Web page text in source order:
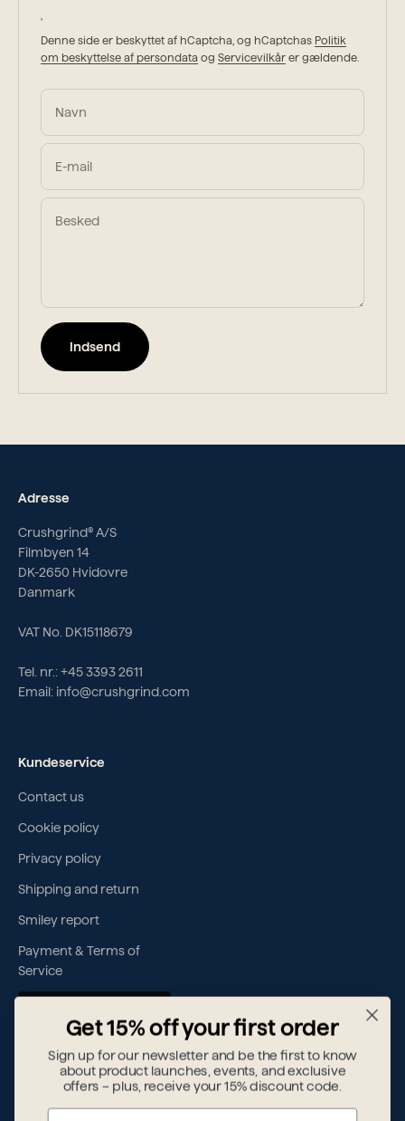
'
Denne side er beskyttet af hCaptcha, og hCaptchas Politik
om beskyttelse af persondata og Servicevilkår er gældende.
Navn
E-mail
Besked
Indsend
Adresse
Crushgrind® A/S
Filmbyen 14
DK-2650 Hvidovre
Danmark
VAT No. DK15118679
Tel. nr.: +45 3393 2611
Email: info@crushgrind.com
Kundeservice
Contact us
Cookie policy
Privacy policy
Shipping and return
Smiley report
Payment & Terms of
Service
Hvem er vi
Crushgrind® A/S er en erfaren dansk designvirksomhed med
Get 15% off your first order
Sign up for our newsletter and be the first to know
about product launches, events, and exclusive
offers – plus, receive your 15% discount code.
Name